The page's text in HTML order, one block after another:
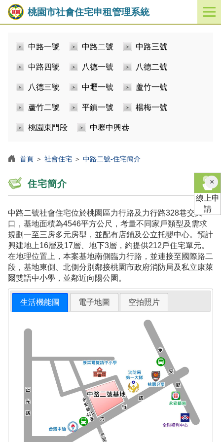
桃園市社會住宅申租管理系統
開
啟
中路一號 中路二號 中路三號
中路四號 八德一號 八德二號
八德三號 中壢一號 蘆竹一號
蘆竹二號 平鎮一號 楊梅一號
桃園東門段 中壢中興巷
首頁 ＞ 社會住宅 ＞ 中路二號-住宅簡介
住宅簡介
中路二號社會住宅位於桃園區力行路及力行路328巷交叉
口，基地面積為4546平方公尺，考量不同家戶類型及需求
規劃一至三房多元房型，並配有店鋪及公立托嬰中心。預計
興建地上16層及17層、地下3層，約提供212戶住宅單元。
在地理位置上，本案基地南側臨力行路，並連接至國際路二
段，基地東側、北側分別鄰接桃園市政府消防局及私立康萊
爾雙語中小學，並鄰近向陽公園。
生活機能圖 電子地圖 空拍照片
×關
閉
線上申
請